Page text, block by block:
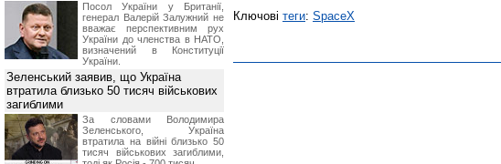
Ключові теги: SpaceX
Посол України у Британії,
генерал Валерій Залужний не
вважає перспективним рух
України до членства в НАТО,
визначений в Конституції
України.
Зеленський заявив, що Україна
втратила близько 50 тисяч військових
загиблими
За словами Володимира
Зеленського, Україна
втратила на війні близько 50
тисяч військових загиблими,